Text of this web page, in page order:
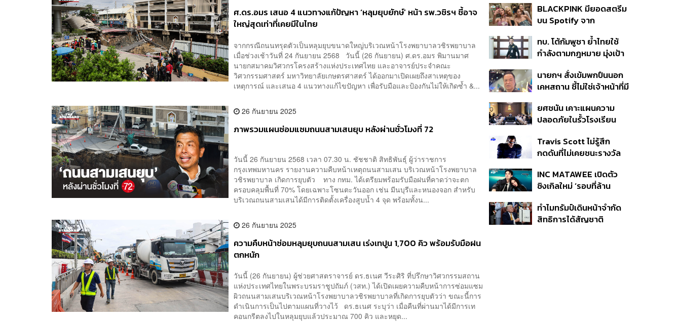
ศ.ดร.อมร เสนอ 4 แนวทางแก้ปัญหา ‘หลุมยุบยักษ์’ หน้า รพ.วชิรฯ ชี้อาจ
ใหญ่สุดเท่าที่เคยมีในไทย
จากกรณีถนนทรุดตัวเป็นหลุมยุบขนาดใหญ่บริเวณหน้าโรงพยาบาลวชิรพยาบาล
เมื่อช่วงเช้าวันที่ 24 กันยายน 2568 วันนี้ (26 กันยายน) ศ.ดร.อมร พิมานมาศ
นายกสมาคมวิศวกรโครงสร้างแห่งประเทศไทย และอาจารย์ประจำคณะ
วิศวกรรมศาสตร์ มหาวิทยาลัยเกษตรศาสตร์ ได้ออกมาเปิดเผยถึงสาเหตุของ
เหตุการณ์ และเสนอ 4 แนวทางแก้ไขปัญหา เพื่อรับมือและป้องกันไม่ให้เกิดซ้ำ &...
26 กันยายน 2025
ภาพรวมแผนซ่อมแซมถนนสามเสนยุบ หลังผ่านชั่วโมงที่ 72
วันนี้ 26 กันยายน 2568 เวลา 07.30 น. ชัชชาติ สิทธิพันธุ์ ผู้ว่าราชการ
กรุงเทพมหานคร รายงานความคืบหน้าเหตุถนนสามเสน บริเวณหน้าโรงพยาบาล
วชิรพยาบาล เกิดการยุบตัว ทาง กทม. ได้เตรียมพร้อมรับมือฝนที่คาดว่าจะตก
ครอบคลุมพื้นที่ 70% โดยเฉพาะโซนตะวันออก เช่น มีนบุรีและหนองจอก สำหรับ
บริเวณถนนสามเสนได้มีการติดตั้งเครื่องสูบน้ำ 4 จุด พร้อมทั้งน...
26 กันยายน 2025
ความคืบหน้าซ่อมหลุมยุบถนนสามเสน เร่งเทปูน 1,700 คิว พร้อมรับมือฝน
ตกหนัก
วันนี้ (26 กันยายน) ผู้ช่วยศาสตราจารย์ ดร.ธเนศ วีระศิริ ที่ปรึกษาวิศวกรรมสถาน
แห่งประเทศไทยในพระบรมราชูปถัมภ์ (วสท.) ได้เปิดเผยความคืบหน้าการซ่อมแซม
ผิวถนนสามเสนบริเวณหน้าโรงพยาบาลวชิรพยาบาลที่เกิดการยุบตัวว่า ขณะนี้การ
ดำเนินการเป็นไปตามแผนที่วางไว้ ดร.ธเนศ ระบุว่า เมื่อคืนที่ผ่านมาได้มีการเท
คอนกรีตลงไปในหลุมยุบแล้วประมาณ 700 คิว และหยุด...
ดำเนินคดีแล้ว
BLACKPINK มียอดสตรีม
บน Spotify จาก
ครั้ง ตลอด 10 ปีที่ผ่านมา
ทบ. โต้กัมพูชา ย้ำไทยใช้
กำลังตามกฎหมาย มุ่งเป้า
หายไทยไม่อาจลบด้วย
ข้อมูลบิดเบือน
นายกฯ สั่งเข้มพกปืนนอก
เคหสถาน ชี้ไม่ใช่เจ้าหน้าที่มี
ก่อเหตุ เจ้าของร่วมรับผิด
ยศชนัน เคาะแผนความ
ปลอดภัยในรั้วโรงเรียน
ดูแล-คุมเข้มคัดกรองสิ่ง
ผิดกฎหมาย
Travis Scott ไม่รู้สึก
กดดันที่ไม่เคยชนะรางวัล
แล้ว 10 ครั้ง
INC MATAWEE เปิดตัว
ซิงเกิลใหม่ ‘รอบที่ล้าน
มาแสดงในมิวสิกวิดีโอ
ทำไมทรัมป์เดินหน้าจำกัด
สิทธิการได้สัญชาติ